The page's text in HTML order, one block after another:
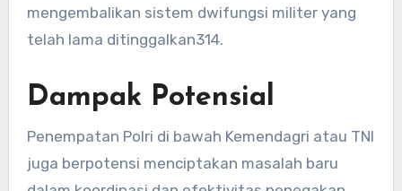
mengembalikan sistem dwifungsi militer yang
telah lama ditinggalkan314.
Dampak Potensial
Penempatan Polri di bawah Kemendagri atau TNI
juga berpotensi menciptakan masalah baru